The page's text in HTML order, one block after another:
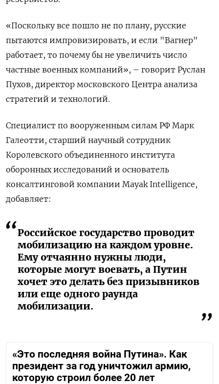
«Поскольку все пошло не по плану, русские
пытаются импровизировать, и если "Вагнер"
работает, то почему бы не увеличить число
частные военных компаний», – говорит Руслан
Пухов, директор московского Центра анализа
стратегий и технологий.
Специалист по вооруженным силам РФ Марк
Галеотти, старший научный сотрудник
Королевского объединенного института
оборонных исследований и основатель
консалтинговой компании Mayak Intelligence,
добавляет:
Российское государство проводит
мобилизацию на каждом уровне.
Ему отчаянно нужны люди,
которые могут воевать, а Путин
хочет это делать без призывников
или еще одного раунда
мобилизации.
«Это последняя война Путина». Как
президент за год уничтожил армию,
которую строил более 20 лет